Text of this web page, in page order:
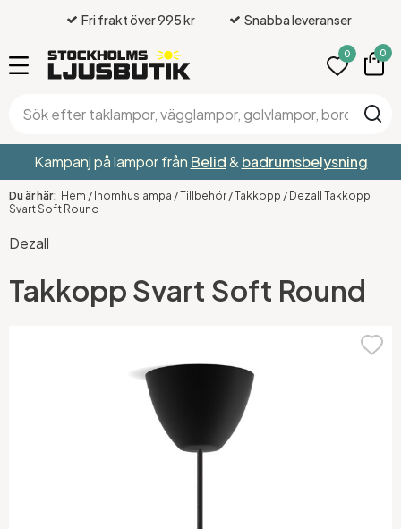
Fri frakt över 995 kr Snabba leveranser
0 0
Kampanj på lampor från Belid& badrumsbelysning
Hem / Inomhuslampa /Tillbehör /Takkopp / Dezall Takkopp
Svart Soft Round
Dezall
Takkopp Svart Soft Round